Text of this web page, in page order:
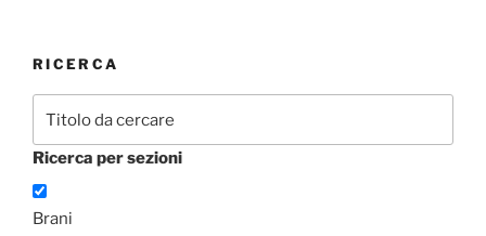
RICERCA
Ricerca per sezioni
Brani